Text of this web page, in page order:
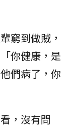
窮到做賊，
你健康，是
們病了，你
，沒有問